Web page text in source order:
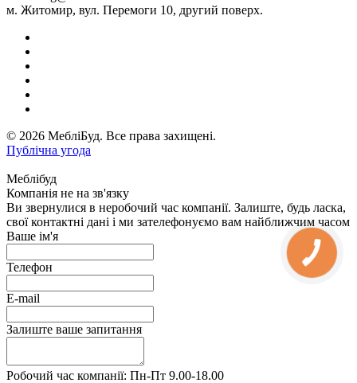
м. Житомир, вул. Перемоги 10, другий поверх.
© 2026 МебліБуд. Все права захищені.
Публічна угода
Меблібуд
Компанія не на зв'язку
Ви звернулися в неробочий час компанії. Залиште, будь ласка,
свої контактні дані і ми зателефонуємо вам найближчим часом
Ваше ім'я
Телефон
E-mail
Залиште ваше запитання
Робочий час компанії: Пн-Пт 9.00-18.00